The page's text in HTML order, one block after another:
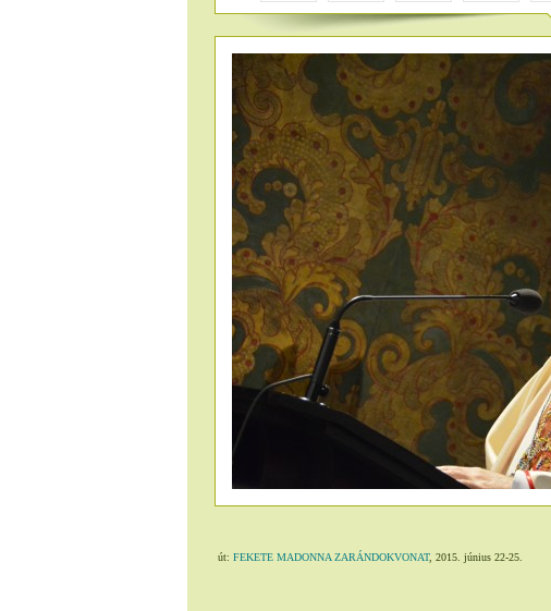
út: FEKETE MADONNA ZARÁNDOKVONAT, 2015. június 22-25.